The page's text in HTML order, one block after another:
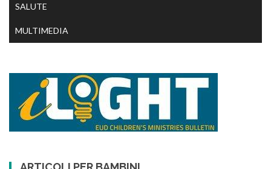
SALUTE
MULTIMEDIA